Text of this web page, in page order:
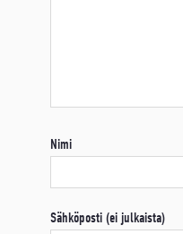
Nimi
Sähköposti (ei julkaista)